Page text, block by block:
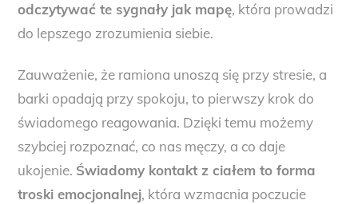
odczytywać te sygnały jak mapę, która prowadzi
do lepszego zrozumienia siebie.
Zauważenie, że ramiona unoszą się przy stresie, a
barki opadają przy spokoju, to pierwszy krok do
świadomego reagowania. Dzięki temu możemy
szybciej rozpoznać, co nas męczy, a co daje
ukojenie. Świadomy kontakt z ciałem to forma
troski emocjonalnej, która wzmacnia poczucie